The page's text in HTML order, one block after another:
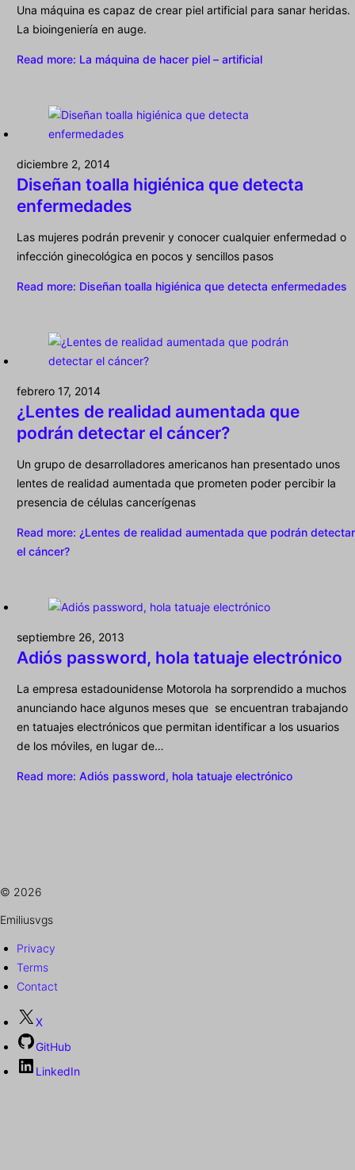
Una máquina es capaz de crear piel artificial para sanar heridas.
La bioingeniería en auge.
Read more: La máquina de hacer piel – artificial
diciembre 2, 2014
Diseñan toalla higiénica que detecta
enfermedades
Las mujeres podrán prevenir y conocer cualquier enfermedad o
infección ginecológica en pocos y sencillos pasos
Read more: Diseñan toalla higiénica que detecta enfermedades
febrero 17, 2014
¿Lentes de realidad aumentada que
podrán detectar el cáncer?
Un grupo de desarrolladores americanos han presentado unos
lentes de realidad aumentada que prometen poder percibir la
presencia de células cancerígenas
Read more: ¿Lentes de realidad aumentada que podrán detectar
el cáncer?
septiembre 26, 2013
Adiós password, hola tatuaje electrónico
La empresa estadounidense Motorola ha sorprendido a muchos
anunciando hace algunos meses que se encuentran trabajando
en tatuajes electrónicos que permitan identificar a los usuarios
de los móviles, en lugar de…
Read more: Adiós password, hola tatuaje electrónico
© 2026
Emiliusvgs
Privacy
Terms
Contact
X
GitHub
LinkedIn